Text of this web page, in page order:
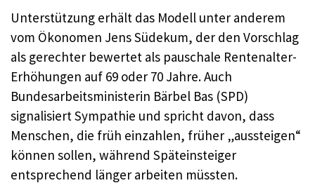
Unterstützung erhält das Modell unter anderem
vom Ökonomen Jens Südekum, der den Vorschlag
als gerechter bewertet als pauschale Rentenalter-
Erhöhungen auf 69 oder 70 Jahre. Auch
Bundesarbeitsministerin Bärbel Bas (SPD)
signalisiert Sympathie und spricht davon, dass
Menschen, die früh einzahlen, früher „aussteigen“
können sollen, während Späteinsteiger
entsprechend länger arbeiten müssten.